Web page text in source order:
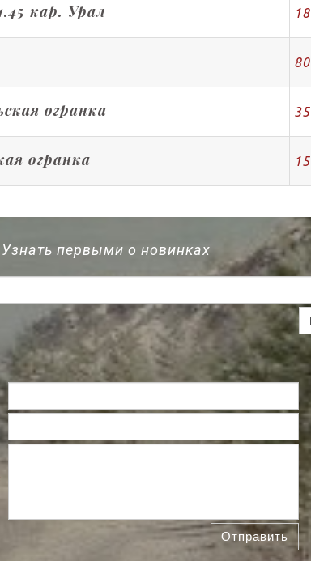
кар. Урал
огранка
огранка
Узнать первыми о новинках
Отправить